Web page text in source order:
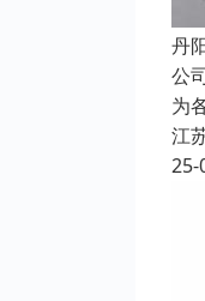
丹
公
为
江
25-